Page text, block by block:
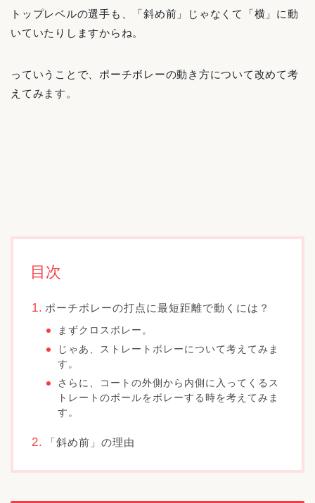
トップレベルの選手も、「斜め前」じゃなくて「横」に動
いていたりしますからね。
っていうことで、ポーチボレーの動き方について改めて考
えてみます。
目次
ポーチボレーの打点に最短距離で動くには？
まずクロスボレー。
じゃあ、ストレートボレーについて考えてみま
す。
さらに、コートの外側から内側に入ってくるス
トレートのボールをボレーする時を考えてみま
す。
「斜め前」の理由